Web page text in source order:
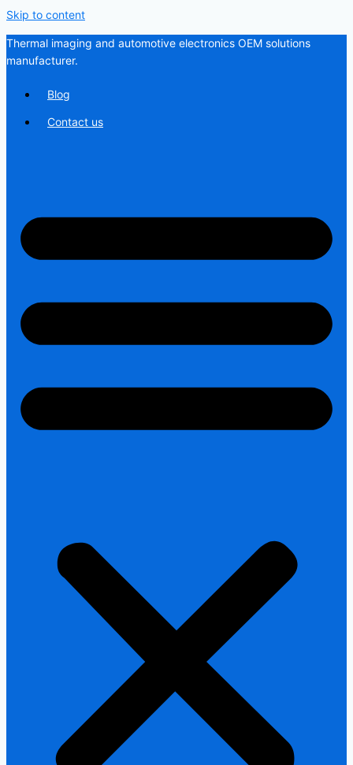
Skip to content
Thermal imaging and automotive electronics OEM solutions
manufacturer.
Blog
Contact us